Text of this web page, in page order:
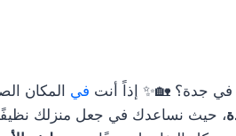
جدة؟ 🏡✨ إذاً أنت في المكان
، حيث نساعدك في جعل منزلك